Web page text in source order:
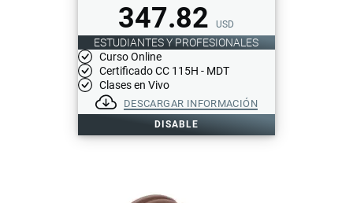
347.82USD
ESTUDIANTES Y PROFESIONALES
Curso Online
Certificado CC 115H - MDT
Clases en Vivo
DESCARGAR INFORMACIÓN
DISABLE